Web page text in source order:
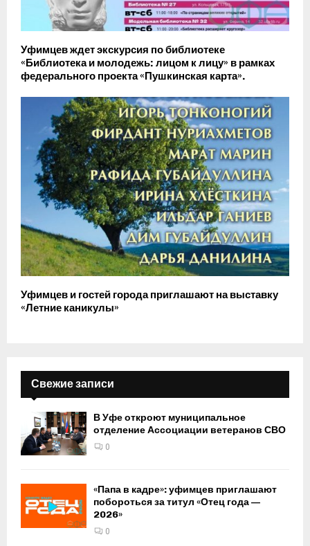
Уфимцев ждет экскурсия по библиотеке
«Библиотека и молодежь: лицом к лицу» в рамках
федерального проекта «Пушкинская карта».
Уфимцев и гостей города приглашают на выставку
«Летние каникулы»
Свежие записи
В Уфе откроют муниципальное
отделение Ассоциации ветеранов СВО
0
«Папа в кадре»: уфимцев приглашают
побороться за титул «Отец года —
2026»
0